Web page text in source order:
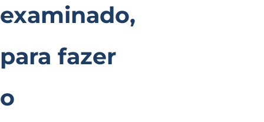
examinado,
para fazer
o